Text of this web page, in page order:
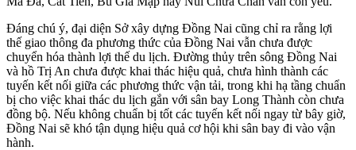
Đáng chú ý, đại diện Sở xây dựng Đồng Nai cũng chỉ ra rằng lợi
thế giao thông đa phương thức của Đồng Nai vẫn chưa được
chuyển hóa thành lợi thế du lịch. Đường thủy trên sông Đồng Nai
và hồ Trị An chưa được khai thác hiệu quả, chưa hình thành các
tuyến kết nối giữa các phương thức vận tải, trong khi hạ tầng chuẩn
bị cho việc khai thác du lịch gắn với sân bay Long Thành còn chưa
đồng bộ. Nếu không chuẩn bị tốt các tuyến kết nối ngay từ bây giờ,
Đồng Nai sẽ khó tận dụng hiệu quả cơ hội khi sân bay đi vào vận
hành.